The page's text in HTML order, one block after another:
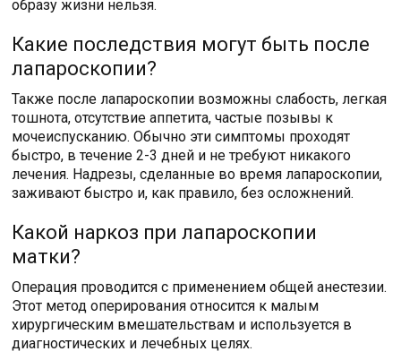
образу жизни нельзя.
Какие последствия могут быть после
лапароскопии?
Также после лапароскопии возможны слабость, легкая
тошнота, отсутствие аппетита, частые позывы к
мочеиспусканию. Обычно эти симптомы проходят
быстро, в течение 2-3 дней и не требуют никакого
лечения. Надрезы, сделанные во время лапароскопии,
заживают быстро и, как правило, без осложнений.
Какой наркоз при лапароскопии
матки?
Операция проводится с применением общей анестезии.
Этот метод оперирования относится к малым
хирургическим вмешательствам и используется в
диагностических и лечебных целях.